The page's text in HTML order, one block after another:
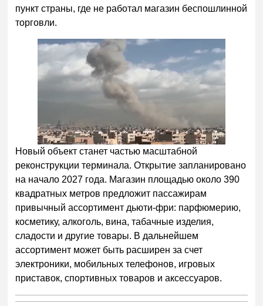
пункт страны, где не работал магазин беспошлинной
торговли.
Новый объект станет частью масштабной
реконструкции терминала. Открытие запланировано
на начало 2027 года. Магазин площадью около 390
квадратных метров предложит пассажирам
привычный ассортимент дьюти-фри: парфюмерию,
косметику, алкоголь, вина, табачные изделия,
сладости и другие товары. В дальнейшем
ассортимент может быть расширен за счет
электроники, мобильных телефонов, игровых
приставок, спортивных товаров и аксессуаров.